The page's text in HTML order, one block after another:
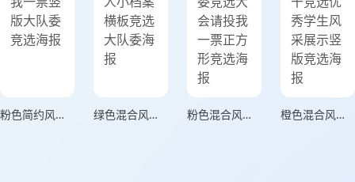
粉色简约风格投我一票竖版大队委竞选海报 绿色混合风格个人小档案横板竞选大队委海报 粉色混合风格班委竞选大会请投我一票正方形竞选海报 橙色混合风格班干竞选优秀学生风采展示竖版竞选海报